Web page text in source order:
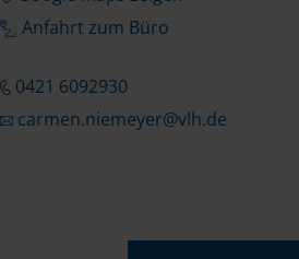
Anfahrt zum Büro
0421 6092930
carmen.niemeyer@vlh.de